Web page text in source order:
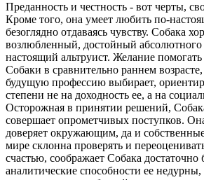
Преданность и честность - вот черты,
Кроме того, она умеет любить по-
безоглядно отдаваясь чувству. Собака
возлюбленный, достойный
настоящий альтруист. Желание
Собаки в сравнительно раннем
будущую профессию выбирает,
степени не на доходность ее, а на
Осторожная в принятии решений,
совершает опрометчивых поступков.
доверяет окружающим, да и
мире склонна проверять и
счастью, соображает Собака достаточно
аналитические способности ее недурны,